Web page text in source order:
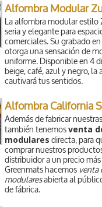
Alfombra Modular
La alfombra modular estilo
seria y elegante para
comerciales. Su grabado
otorga una sensación de
uniforme. Disponible en 4
beige, café, azul y negro, la
cautivará tus sentidos.
Alfombra California
Además de fabricar
también tenemosventa
modulares directa, para
comprar nuestros
distribuidor a un precio
Greenmats hacemos venta
modularesabierta al
de fábrica.